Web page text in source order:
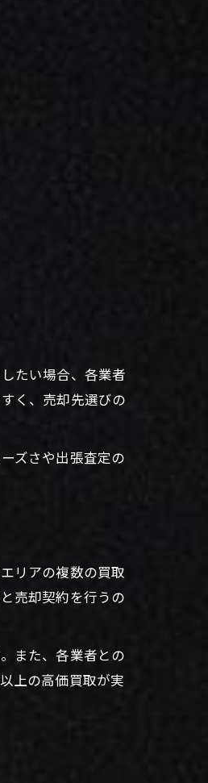
たい場合、各業者
く、売却先選びの
ズさや出張査定の
リアの複数の買取
売却契約を行うの
また、各業者との
上の高価買取が実